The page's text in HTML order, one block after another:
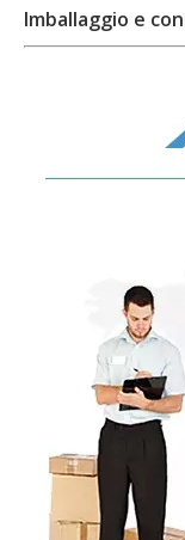
Imballaggio e